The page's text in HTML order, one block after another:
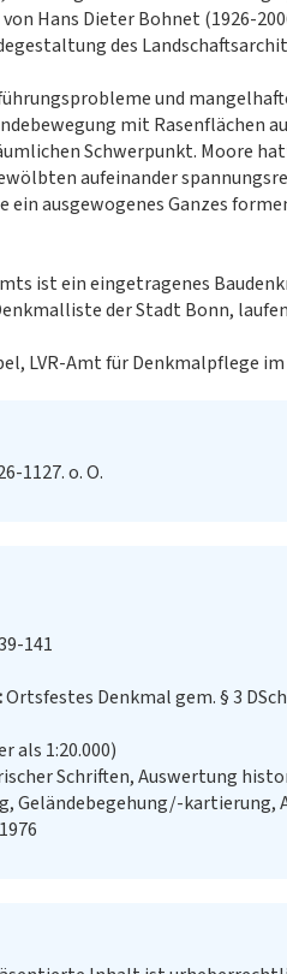
Hans Dieter Bohnet (1926-
des
und
mit Rasenflächen
Schwerpunkt. Moore
aufeinander
ausgewogenes Ganzes
ist ein eingetragenes
der Stadt Bonn,
LVR-Amt für Denkmalpflege
1127. o. O.
141
Ortsfestes Denkmal gem. § 3
als 1:20.000)
Schriften, Auswertung
Geländebegehung/-kartierung,